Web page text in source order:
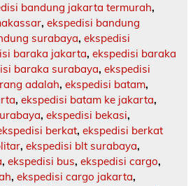
bandung jakarta termurah,
, ekspedisi bandung
surabaya, ekspedisi
baraka jakarta, ekspedisi baraka
baraka surabaya, ekspedisi
adalah, ekspedisi batam,
, ekspedisi batam ke jakarta,
, ekspedisi bekasi,
berkat, ekspedisi berkat
, ekspedisi blt surabaya,
, ekspedisi bus, ekspedisi cargo,
, ekspedisi cargo jakarta,